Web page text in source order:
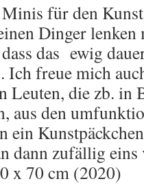
für den
Dinger lenken
das ewig
Ich freue mich
Leuten, die zb. in
aus den
ein
dann zufällig
x 70 cm (2020)